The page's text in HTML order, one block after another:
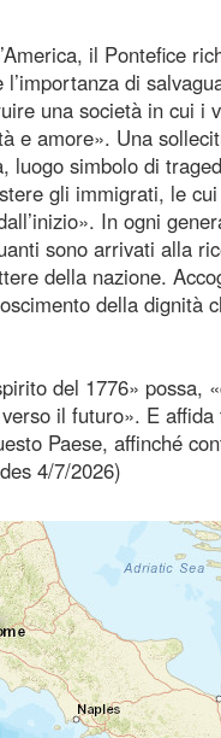
il Pontefice
di
una società in cui i
e amore». Una
simbolo di
gli immigrati, le
In ogni
sono arrivati alla
della nazione.
della dignità
del 1776» possa,
il futuro». E
Paese, affinché
4/7/2026)